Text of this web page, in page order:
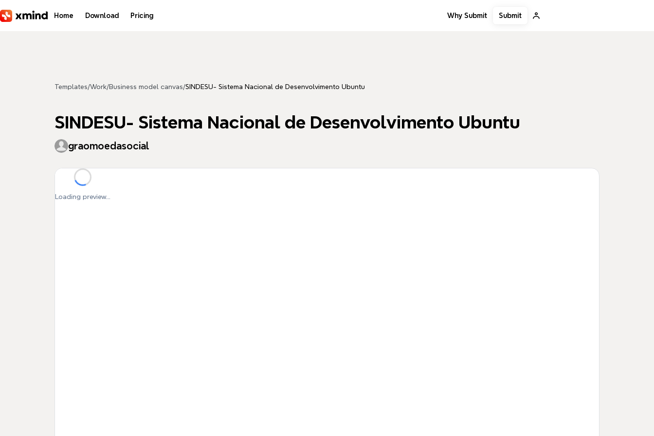
Home Download Pricing Why Submit Submit
Templates/Work/Business model canvas/SINDESU- Sistema Nacional de Desenvolvimento Ubuntu
SINDESU- Sistema Nacional de Desenvolvimento Ubuntu
graomoedasocial
Loading preview...